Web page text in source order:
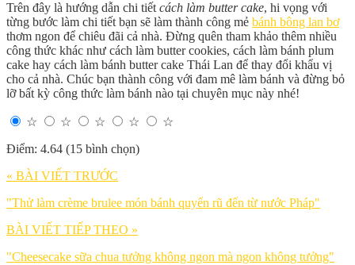
Trên đây là hướng dẫn chi tiết cách làm butter cake, hi vọng với
từng bước làm chi tiết bạn sẽ làm thành công mẻ bánh bông lan bơ
thơm ngon để chiêu đãi cả nhà. Đừng quên tham khảo thêm nhiều
công thức khác như cách làm butter cookies, cách làm bánh plum
cake hay cách làm bánh butter cake Thái Lan để thay đổi khẩu vị
cho cả nhà. Chúc bạn thành công với đam mê làm bánh và đừng bỏ
lỡ bất kỳ công thức làm bánh nào tại chuyên mục này nhé!
☆ ☆ ☆ ☆
☆
Điểm: 4.64 (15 bình chọn)
« BÀI VIẾT TRƯỚC
"Thử làm crème brulee món bánh quyến rũ đến từ nước Pháp"
BÀI VIẾT TIẾP THEO »
"Cheesecake sữa chua tưởng không ngon mà ngon không tưởng"